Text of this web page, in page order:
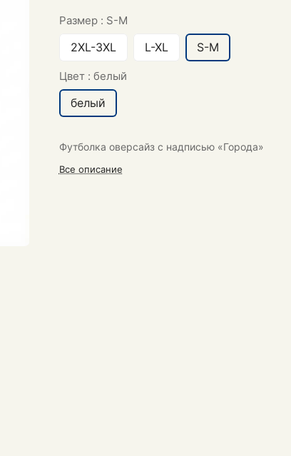
Размер : S-M
2XL-3XL L-XL S-M
Цвет : белый
белый
Футболка оверсайз с надписью «Города»
Все описание